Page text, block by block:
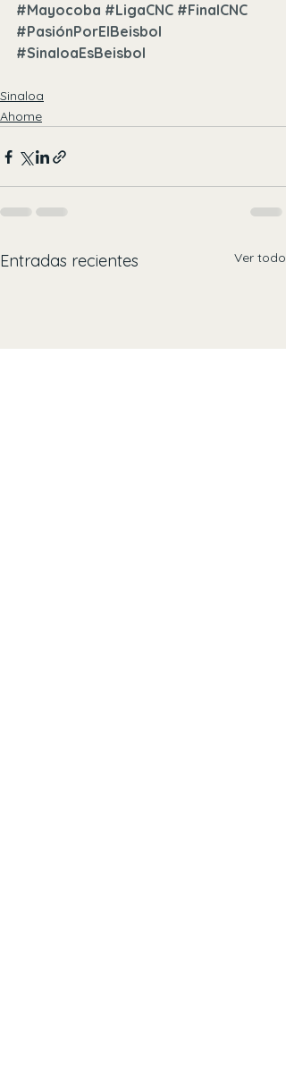
#Mayocoba #LigaCNC #FinalCNC
#PasiónPorElBeisbol
#SinaloaEsBeisbol
Sinaloa
Ahome
Entradas recientes Ver todo